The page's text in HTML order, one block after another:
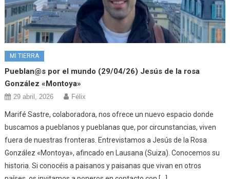
MI TIERRA
Pueblan@s por el mundo (29/04/26) Jesús de la rosa
González «Montoya»
29 abril, 2026 Félix
Marifé Sastre, colaboradora, nos ofrece un nuevo espacio donde
buscamos a pueblanos y pueblanas que, por circunstancias, viven
fuera de nuestras fronteras. Entrevistamos a Jesús de la Rosa
González «Montoya», afincado en Lausana (Suiza). Conocemos su
historia. Si conocéis a paisanos y paisanas que vivan en otros